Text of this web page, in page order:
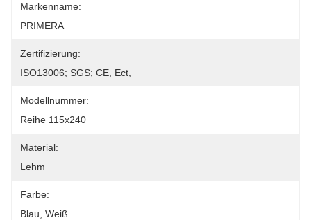
Markenname:
PRIMERA
Zertifizierung:
ISO13006; SGS; CE, Ect,
Modellnummer:
Reihe 115x240
Material:
Lehm
Farbe:
Blau, Weiß